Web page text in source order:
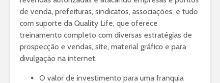
de venda, prefeituras, sindicatos, associações, e tudo
com suporte da Quality Life, que oferece
treinamento completo com diversas estratégias de
prospecção e vendas, site, material gráfico e para
divulgação na internet.
O valor de investimento para uma franquia